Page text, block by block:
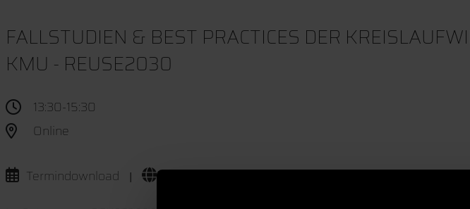
FALLSTUDIEN & BEST PRACTICES DER
KMU - REUSE2030
13:30-15:30
Online
Termindownload | Website